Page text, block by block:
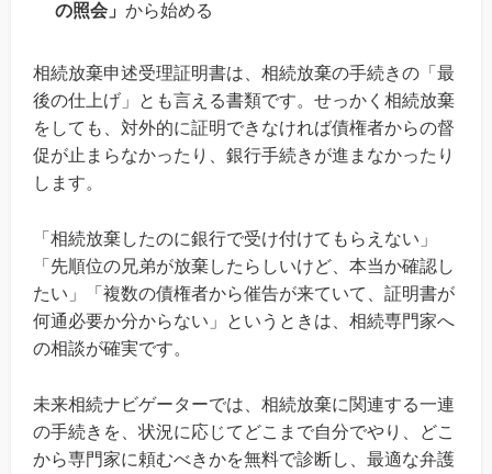
の照会」 から始める
相続放棄申述受理証明書は、相続放棄の手続きの「最
後の仕上げ」とも言える書類です。せっかく相続放棄
をしても、対外的に証明できなければ債権者からの督
促が止まらなかったり、銀行手続きが進まなかったり
します。
「相続放棄したのに銀行で受け付けてもらえない」
「先順位の兄弟が放棄したらしいけど、本当か確認し
たい」「複数の債権者から催告が来ていて、証明書が
何通必要か分からない」というときは、相続専門家へ
の相談が確実です。
未来相続ナビゲーターでは、相続放棄に関連する一連
の手続きを、状況に応じてどこまで自分でやり、どこ
から専門家に頼むべきかを無料で診断し、最適な弁護